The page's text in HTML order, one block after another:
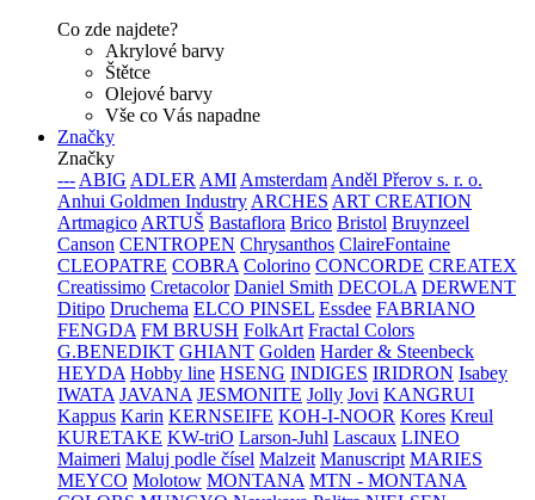
Co zde najdete?
Akrylové barvy
Štětce
Olejové barvy
Vše co Vás napadne
Značky
Značky
--- ABIG ADLER AMI Amsterdam Anděl Přerov s. r. o.
Anhui Goldmen Industry ARCHES ART CREATION
Artmagico ARTUŠ Bastaflora Brico Bristol Bruynzeel
Canson CENTROPEN Chrysanthos ClaireFontaine
CLEOPATRE COBRA Colorino CONCORDE CREATEX
Creatissimo Cretacolor Daniel Smith DECOLA DERWENT
Ditipo Druchema ELCO PINSEL Essdee FABRIANO
FENGDA FM BRUSH FolkArt Fractal Colors
G.BENEDIKT GHIANT Golden Harder & Steenbeck
HEYDA Hobby line HSENG INDIGES IRIDRON Isabey
IWATA JAVANA JESMONITE Jolly Jovi KANGRUI
Kappus Karin KERNSEIFE KOH-I-NOOR Kores Kreul
KURETAKE KW-triO Larson-Juhl Lascaux LINEO
Maimeri Maluj podle čísel Malzeit Manuscript MARIES
MEYCO Molotow MONTANA MTN - MONTANA